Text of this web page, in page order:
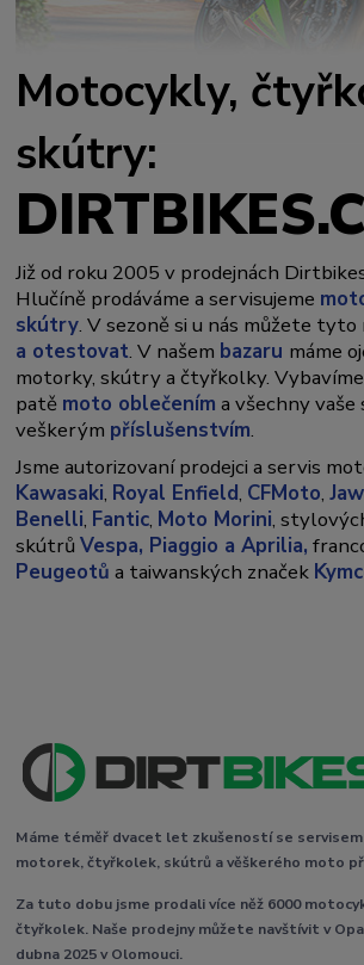
Motocykly,
skútry:
Již od roku 2005 v prodejnách
Hlučíně prodáváme a servisujeme
skútry. V sezoně si u nás můžete
a otestovat. V našem bazaru máme
motorky, skútry a čtyřkolky.
patě moto oblečením a všechny
veškerým příslušenstvím.
Jsme autorizovaní prodejci a servis
Kawasaki, Royal Enfield, CFMoto,
Benelli, Fantic, Moto Morini,
skútrůVespa, Piaggio a Aprilia,
Peugeotů a taiwanských značek
Máme téměř dvacet let zkušeností se
motorek, čtyřkolek, skútrů a věškerého moto
Za tuto dobu jsme prodali více něž 6000
čtyřkolek. Naše prodejny můžete navštívit v
dubna 2025 v Olomouci.